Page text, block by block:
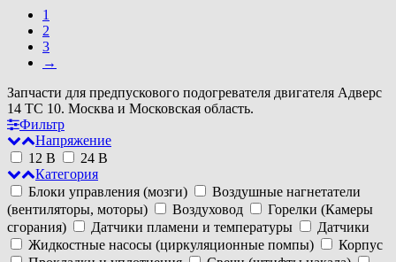
1
2
3
→
Запчасти для предпускового подогревателя двигателя Адверс
14 ТС 10. Москва и Московская область.
Фильтр
Напряжение
12 В
24 В
Категория
Блоки управления (мозги)
Воздушные нагнетатели
(вентиляторы, моторы)
Воздуховод
Горелки (Камеры
сгорания)
Датчики пламени и температуры
Датчики
Жидкостные насосы (циркуляционные помпы)
Корпус